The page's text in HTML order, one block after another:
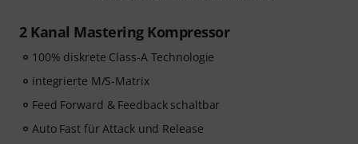
2 Kanal Mastering Kompressor
100% diskrete Class-A Technologie
integrierte M/S-Matrix
Feed Forward & Feedback schaltbar
Auto Fast für Attack und Release